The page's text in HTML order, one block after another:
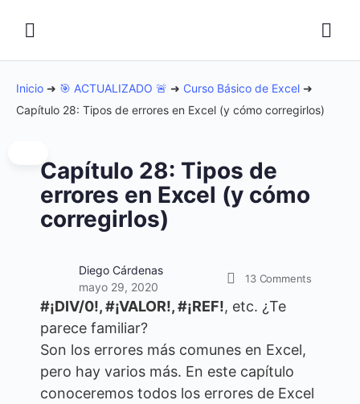
Inicio ➜ 🎯 ACTUALIZADO 🚨 ➜ Curso Básico de Excel ➜
Capítulo 28: Tipos de errores en Excel (y cómo corregirlos)
Capítulo 28: Tipos de
errores en Excel (y cómo
corregirlos)
Diego Cárdenas
mayo 29, 2020
13 Comments
#¡DIV/0!, #¡VALOR!, #¡REF!, etc. ¿Te
parece familiar?
Son los errores más comunes en Excel,
pero hay varios más. En este capítulo
conoceremos todos los errores de Excel